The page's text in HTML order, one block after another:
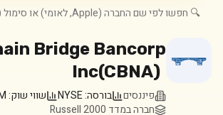
🔍 חפשו לפי שם החברה (Apple, לאומי) או סימול (AAPL, LUMI.TA)
Bridge Bancorp
Inc(CBNA)
פיננסים בורסה:NYSE שווי שוק:
חברה במדד Russell 2000